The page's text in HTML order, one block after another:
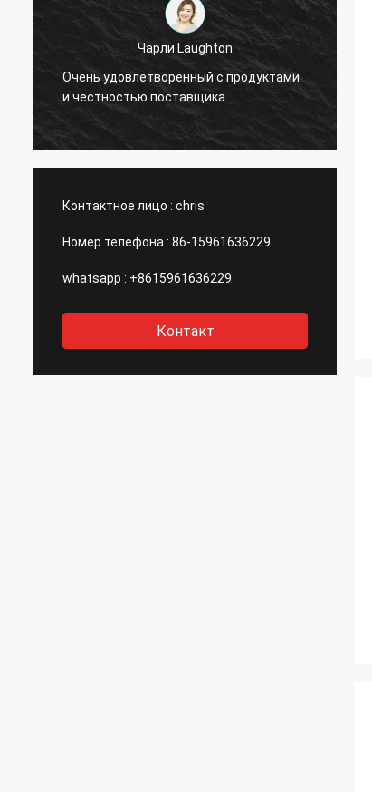
Чарли Laughton
Очень удовлетворенный с продуктами
и честностью поставщика.
Контактное лицо : chris
Номер телефона : 86-15961636229
whatsapp : +8615961636229
Контакт